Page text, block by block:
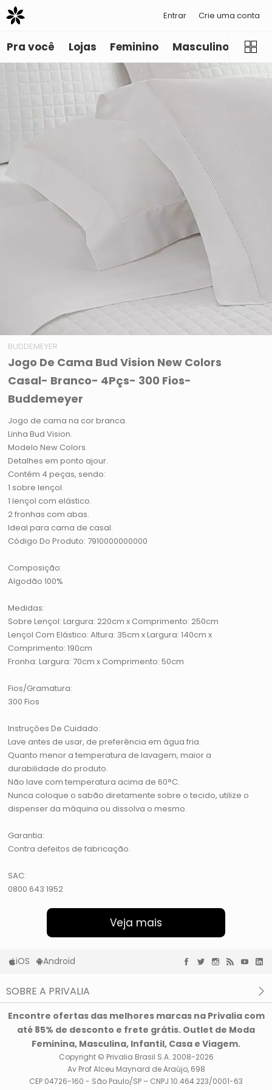
Entrar Crie uma conta
Pra você Lojas Feminino Masculino
BUDDEMEYER
Jogo De Cama Bud Vision New Colors
Casal- Branco- 4Pçs- 300 Fios-
Buddemeyer
Jogo de cama na cor branca.
Linha Bud Vision.
Modelo New Colors.
Detalhes em ponto ajour.
Contém 4 peças, sendo:
1 sobre lençol.
1 lençol com elástico.
2 fronhas com abas.
Ideal para cama de casal.
Código Do Produto: 7910000000000
Composição:
Algodão 100%
Medidas:
Sobre Lençol: Largura: 220cm x Comprimento: 250cm
Lençol Com Elástico: Altura: 35cm x Largura: 140cm x
Comprimento: 190cm
Fronha: Largura: 70cm x Comprimento: 50cm
Fios/Gramatura:
300 Fios
Instruções De Cuidado:
Lave antes de usar, de preferência em água fria.
Quanto menor a temperatura de lavagem, maior a
durabilidade do produto.
Não lave com temperatura acima de 60°C.
Nunca coloque o sabão diretamente sobre o tecido, utilize o
dispenser da máquina ou dissolva o mesmo.
Garantia:
Contra defeitos de fabricação.
SAC:
0800 643 1952
Veja mais
iOS Android
SOBRE A PRIVALIA
Privacidade e Cookies
Condições de uso
Encontre ofertas das melhores marcas na Privalia com
até 85% de desconto e frete grátis. Outlet de Moda
Feminina, Masculina, Infantil, Casa e Viagem.
Copyright © Privalia Brasil S.A. 2008-2026
Av Prof Alceu Maynard de Araújo, 698
CEP 04726-160 - São Paulo/SP – CNPJ 10.464.223/0001-63